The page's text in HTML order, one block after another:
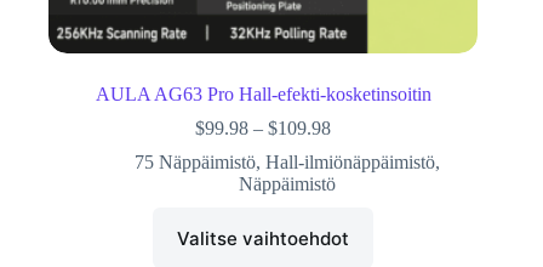
AULA AG63 Pro Hall-efekti-kosketinsoitin
$99.98 – $109.98
75 Näppäimistö,Hall-ilmiönäppäimistö,
Näppäimistö
Valitse vaihtoehdot